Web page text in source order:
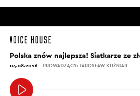
Polska znów najlepsza! Siatkarze ze
04.08.2026 PROWADZĄCY: JAROSŁAW KUŹNIAR